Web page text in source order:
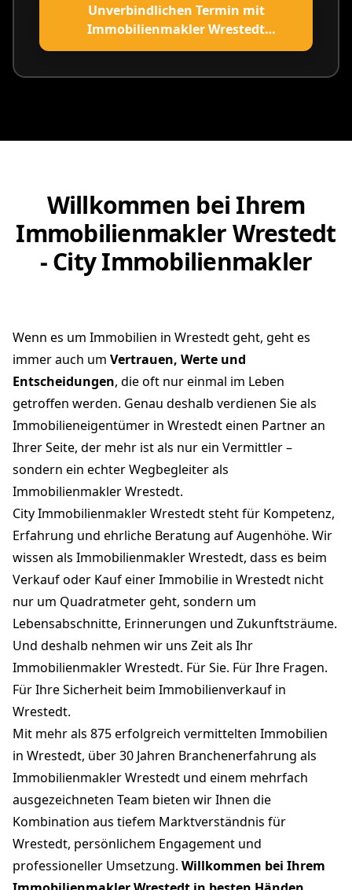
Unverbindlichen Termin mit
Immobilienmakler Wrestedt
vereinbaren
Willkommen bei Ihrem
Immobilienmakler Wrestedt
- City Immobilienmakler
Wenn es um Immobilien in Wrestedt geht, geht es
immer auch um Vertrauen, Werte und
Entscheidungen, die oft nur einmal im Leben
getroffen werden. Genau deshalb verdienen Sie als
Immobilieneigentümer in Wrestedt einen Partner an
Ihrer Seite, der mehr ist als nur ein Vermittler –
sondern ein echter Wegbegleiter als
Immobilienmakler Wrestedt.
City Immobilienmakler Wrestedt steht für Kompetenz,
Erfahrung und ehrliche Beratung auf Augenhöhe. Wir
wissen als Immobilienmakler Wrestedt, dass es beim
Verkauf oder Kauf einer Immobilie in Wrestedt nicht
nur um Quadratmeter geht, sondern um
Lebensabschnitte, Erinnerungen und Zukunftsträume.
Und deshalb nehmen wir uns Zeit als Ihr
Immobilienmakler Wrestedt. Für Sie. Für Ihre Fragen.
Für Ihre Sicherheit beim Immobilienverkauf in
Wrestedt.
Mit mehr als 875 erfolgreich vermittelten Immobilien
in Wrestedt, über 30 Jahren Branchenerfahrung als
Immobilienmakler Wrestedt und einem mehrfach
ausgezeichneten Team bieten wir Ihnen die
Kombination aus tiefem Marktverständnis für
Wrestedt, persönlichem Engagement und
professioneller Umsetzung. Willkommen bei Ihrem